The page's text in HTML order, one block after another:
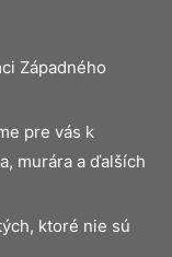
Západného
pre vás k
murára a ďalších
ktoré nie sú